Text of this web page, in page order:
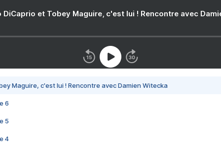
DiCaprio et Tobey Maguire, c'est lui ! Rencontre avec
Maguire, c'est lui ! Rencontre avec Damien Witecka
6
5
4